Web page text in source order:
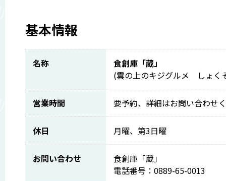
基本情報
名称
食創庫「蔵」
(雲の上のキジグルメ しょく
営業時間 要予約、詳細はお問い合わせ
休日 月曜、第3日曜
お問い合わせ
食創庫「蔵」
電話番号：0889-65-0013